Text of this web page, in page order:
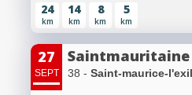
24
km
14
km
8
km
5
km
27
SEPT
Saintmauritaine
38 - Saint-maurice-l'exil